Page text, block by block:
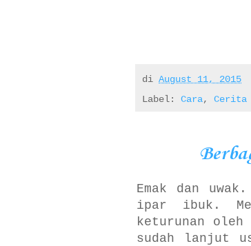
di August 11, 2015
Label: Cara, Cerita
Emak dan
ipar ibuk.
keturunan
sudah lanjut